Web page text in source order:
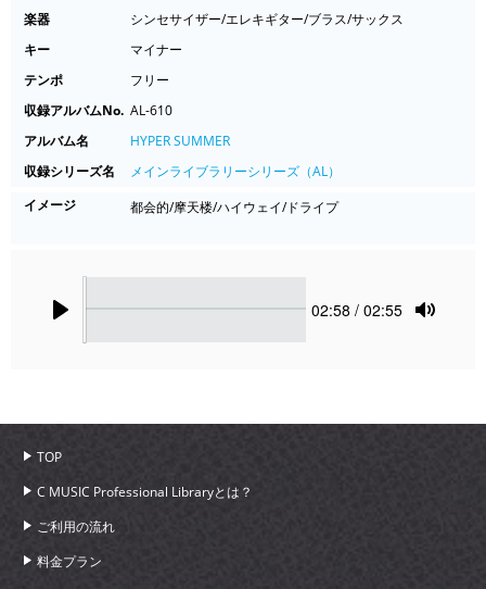
楽器
シンセサイザー/エレキギター/ブラス/サックス
キー
マイナー
テンポ
フリー
収録アルバムNo. AL-610
アルバム名
HYPER SUMMER
収録シリーズ名
メインライブラリーシリーズ（AL）
イメージ
都会的/摩天楼/ハイウェイ/ドライプ
Current
02:58 / 02:55
TOP
C MUSIC Professional Libraryとは？
ご利用の流れ
料金プラン